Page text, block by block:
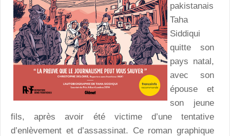
pakistanais
Taha
Siddiqui
quitte son
pays natal,
avec son
épouse et
son jeune
fils, après avoir été victime d’une tentative
d’enlèvement et d’assassinat. Ce roman graphique